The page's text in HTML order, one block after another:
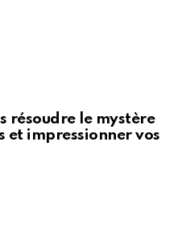
résoudre le mystère
et impressionner vos